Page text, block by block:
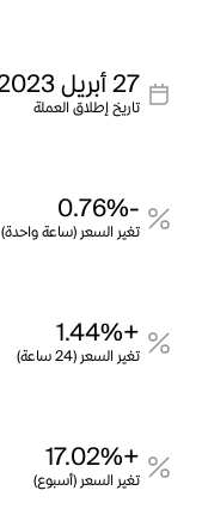
27 أبريل 2023
تاريخ إطلاق العملة
-0.76%
تغير السعر (ساعة واحدة)
+1.44%
تغير السعر (24 ساعة)
+17.02%
تغير السعر (أسبوع)